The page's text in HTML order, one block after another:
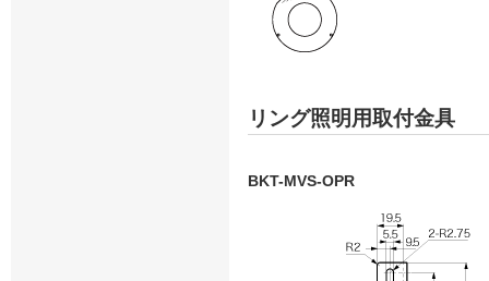
リング照明用取付金具
BKT-MVS-OPR